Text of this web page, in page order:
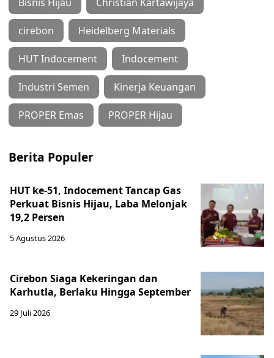
cirebon Heidelberg Materials
HUT Indocement Indocement
Industri Semen Kinerja Keuangan
PROPER Emas PROPER Hijau
Berita Populer
HUT ke-51, Indocement Tancap Gas
Perkuat Bisnis Hijau, Laba Melonjak
19,2 Persen
5 Agustus 2026
Cirebon Siaga Kekeringan dan
Karhutla, Berlaku Hingga September
29 Juli 2026